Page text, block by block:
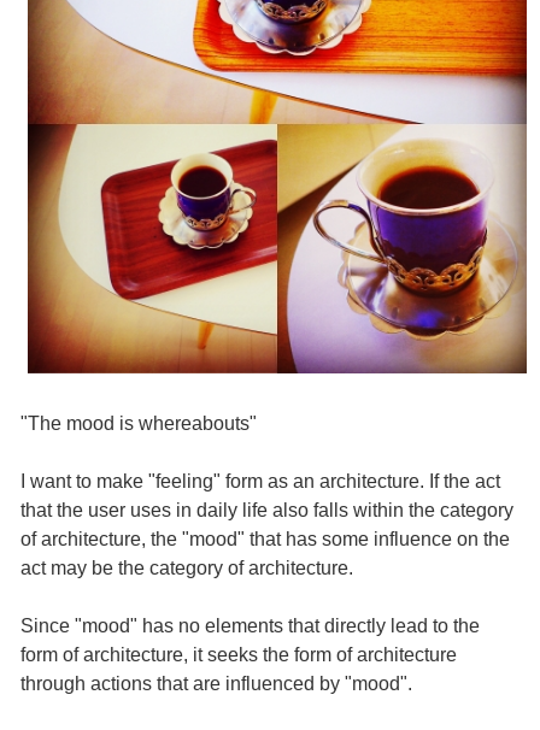
"The mood is whereabouts"
I want to make "feeling" form as an architecture. If the act
that the user uses in daily life also falls within the category
of architecture, the "mood" that has some influence on the
act may be the category of architecture.
Since "mood" has no elements that directly lead to the
form of architecture, it seeks the form of architecture
through actions that are influenced by "mood".